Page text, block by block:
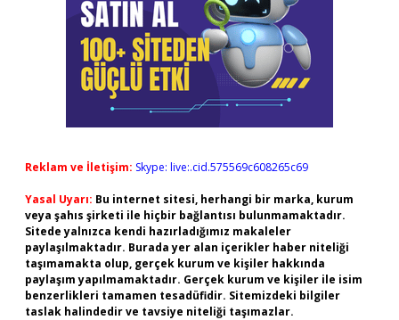
Reklam ve İletişim: Skype: live:.cid.575569c608265c69
Yasal Uyarı: Bu internet sitesi, herhangi bir marka, kurum
veya şahıs şirketi ile hiçbir bağlantısı bulunmamaktadır.
Sitede yalnızca kendi hazırladığımız makaleler
paylaşılmaktadır. Burada yer alan içerikler haber niteliği
taşımamakta olup, gerçek kurum ve kişiler hakkında
paylaşım yapılmamaktadır. Gerçek kurum ve kişiler ile isim
benzerlikleri tamamen tesadüfidir. Sitemizdeki bilgiler
taslak halindedir ve tavsiye niteliği taşımazlar.